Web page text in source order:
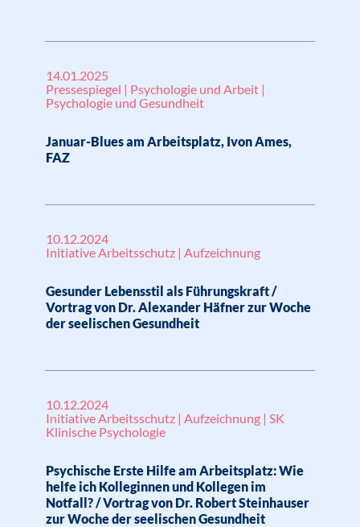
14.01.2025
Pressespiegel | Psychologie und Arbeit |
Psychologie und Gesundheit
Januar-Blues am Arbeitsplatz, Ivon Ames,
FAZ
10.12.2024
Initiative Arbeitsschutz | Aufzeichnung
Gesunder Lebensstil als Führungskraft /
Vortrag von Dr. Alexander Häfner zur Woche
der seelischen Gesundheit
10.12.2024
Initiative Arbeitsschutz | Aufzeichnung | SK
Klinische Psychologie
Psychische Erste Hilfe am Arbeitsplatz: Wie
helfe ich Kolleginnen und Kollegen im
Notfall? / Vortrag von Dr. Robert Steinhauser
zur Woche der seelischen Gesundheit